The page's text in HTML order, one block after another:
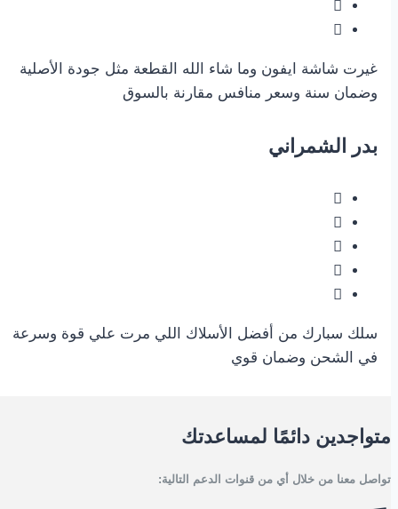
غيرت شاشة ايفون وما شاء الله القطعة مثل جودة الأصلية
وضمان سنة وسعر منافس مقارنة بالسوق
بدر الشمراني
سلك سبارك من أفضل الأسلاك اللي مرت علي قوة وسرعة
في الشحن وضمان قوي
متواجدين دائمًا لمساعدتك
تواصل معنا من خلال أي من قنوات الدعم التالية: